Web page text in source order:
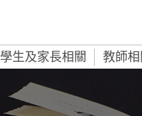
學生及家長相關 教師